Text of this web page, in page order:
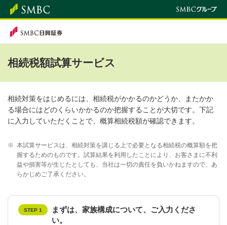
相続税額試算サービス
相続対策をはじめるには、相続税がかかるのかどうか、またかか
る場合にはどのくらいかかるのか把握することが大切です。下記
に入力していただくことで、概算相続税額が確認できます。
※ 本試算サービスは、相続対策を講じる上で必要となる相続税の概算額を把
握するためのものです。試算結果を利用したことにより、お客さまに不利
益や損害等が生じたとしても、当社は一切の責任を負いかねますので、あ
らかじめご了承ください。
STEP 1
まずは、家族構成について、ご入力くださ
い。